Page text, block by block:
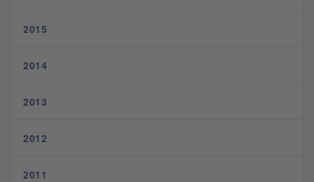
2015
2014
2013
2012
2011